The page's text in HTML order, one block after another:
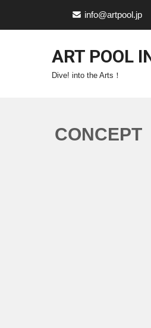
info@artpool.jp
ART POOL
Dive! into the Arts！
CONCEPT